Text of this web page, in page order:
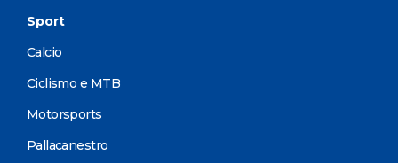
Sport
Calcio
Ciclismo e MTB
Motorsports
Pallacanestro